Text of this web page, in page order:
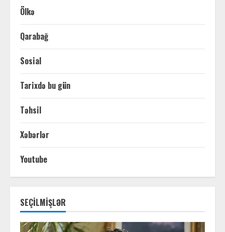
Ölkə
Qarabağ
Sosial
Tarixdə bu gün
Təhsil
Xəbərlər
Youtube
SEÇİLMİŞLƏR